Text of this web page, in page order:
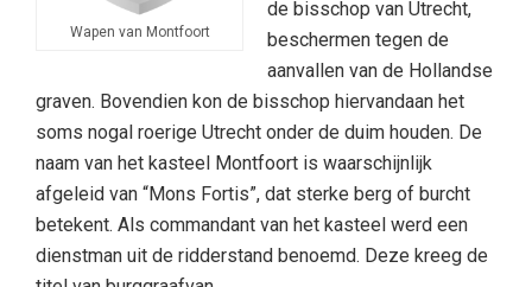
Wapen van Montfoort
de bisschop van Utrecht,
beschermen tegen de
aanvallen van de Hollandse
graven. Bovendien kon de bisschop hiervandaan het
soms nogal roerige Utrecht onder de duim houden. De
naam van het kasteel Montfoort is waarschijnlijk
afgeleid van “Mons Fortis”, dat sterke berg of burcht
betekent. Als commandant van het kasteel werd een
dienstman uit de ridderstand benoemd. Deze kreeg de